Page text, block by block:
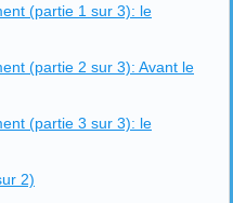
(partie 1 sur 3): le
(partie 2 sur 3): Avant le
(partie 3 sur 3): le
2)